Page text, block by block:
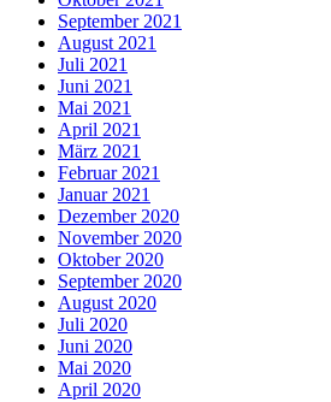
September 2021
August 2021
Juli 2021
Juni 2021
Mai 2021
April 2021
März 2021
Februar 2021
Januar 2021
Dezember 2020
November 2020
Oktober 2020
September 2020
August 2020
Juli 2020
Juni 2020
Mai 2020
April 2020